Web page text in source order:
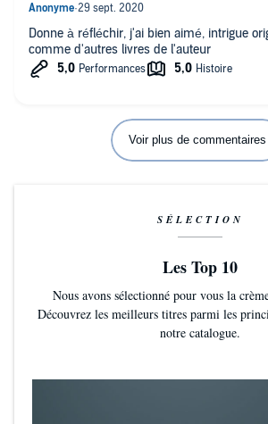
Donne à réfléchir, j'ai bien aimé, intrigue originale et inspirée
comme d'autres livres de l'auteur
Voir plus de commentaires
SÉLECTION
Les Top 10
Nous avons sélectionné pour vous la
Découvrez les meilleurs titres parmi les
notre catalogue.